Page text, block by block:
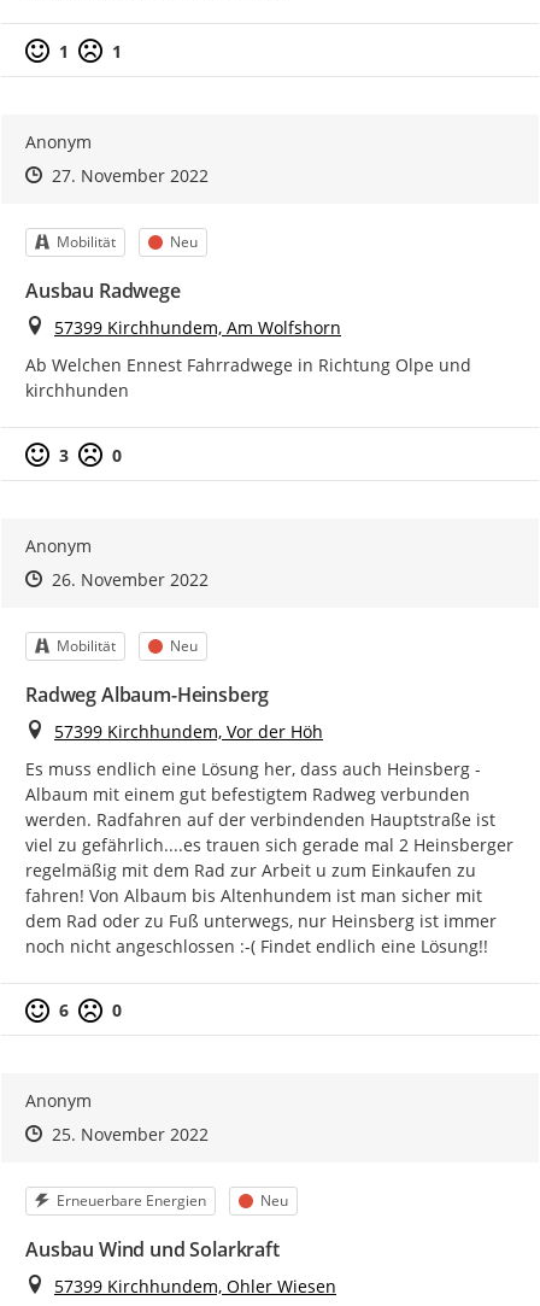
Positive Bewertung
1 Negative Bewertung
1
Anonym
Zeitpunkt des Erstellens
Zeitpunkt des Erstellens
27. November 2022Zur Äußerung
Kategorie
Mobilität Status
Neu
Ausbau Radwege
Ort
57399 Kirchhundem, Am Wolfshorn
Ab Welchen Ennest Fahrradwege in Richtung Olpe und
kirchhunden
Positive Bewertung
3 Negative Bewertung
0
Anonym
Zeitpunkt des Erstellens
Zeitpunkt des Erstellens
26. November 2022Zur Äußerung
Kategorie
Mobilität Status
Neu
Radweg Albaum-Heinsberg
Ort
57399 Kirchhundem, Vor der Höh
Es muss endlich eine Lösung her, dass auch Heinsberg -
Albaum mit einem gut befestigtem Radweg verbunden
werden. Radfahren auf der verbindenden Hauptstraße ist
viel zu gefährlich....es trauen sich gerade mal 2 Heinsberger
regelmäßig mit dem Rad zur Arbeit u zum Einkaufen zu
fahren! Von Albaum bis Altenhundem ist man sicher mit
dem Rad oder zu Fuß unterwegs, nur Heinsberg ist immer
noch nicht angeschlossen :-( Findet endlich eine Lösung!!
Positive Bewertung
6 Negative Bewertung
0
Anonym
Zeitpunkt des Erstellens
Zeitpunkt des Erstellens
25. November 2022Zur Äußerung
Kategorie
Erneuerbare Energien Status
Neu
Ausbau Wind und Solarkraft
Ort
57399 Kirchhundem, Ohler Wiesen